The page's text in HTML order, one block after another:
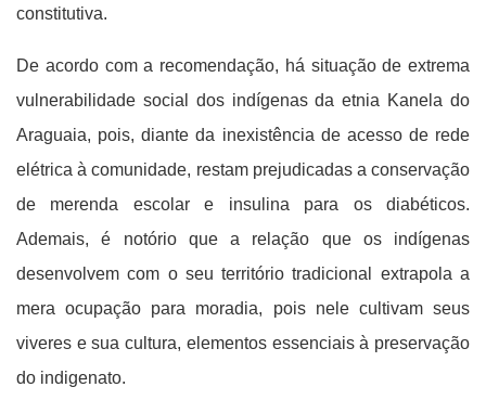
constitutiva.
De acordo com a recomendação, há situação de extrema
vulnerabilidade social dos indígenas da etnia Kanela do
Araguaia, pois, diante da inexistência de acesso de rede
elétrica à comunidade, restam prejudicadas a conservação
de merenda escolar e insulina para os diabéticos.
Ademais, é notório que a relação que os indígenas
desenvolvem com o seu território tradicional extrapola a
mera ocupação para moradia, pois nele cultivam seus
viveres e sua cultura, elementos essenciais à preservação
do indigenato.